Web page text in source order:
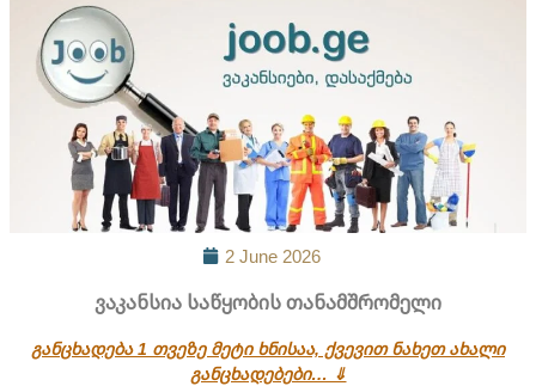
2 June 2026
ვაკანსია საწყობის თანამშრომელი
განცხადება 1 თვეზე მეტი ხნისაა, ქვევით ნახეთ ახალი
განცხადებები… ⇓